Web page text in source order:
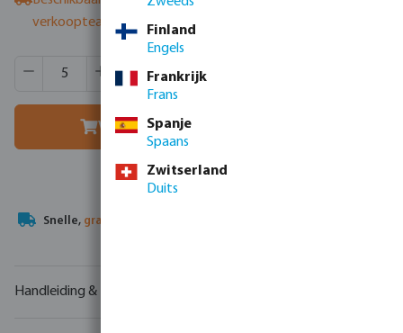
verkoopteam
Producthoeveelheid: Voer de gewenste hoeveelheid in of
MSQ:
Voeg toe aan winkelmandje
Uw
Handleiding & tekeningen
Finland
Engels
Frankrijk
Frans
Spanje
Spaans
Zwitserland
Duits